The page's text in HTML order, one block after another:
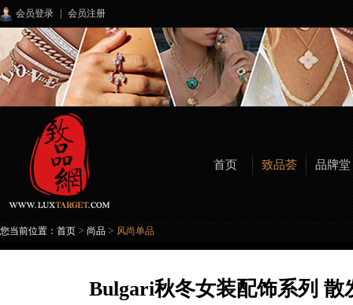
会员登录 会员注册
首页 致品荟 品牌堂
您当前位置： 首页 > 尚品 > 风尚单品
Bulgari秋冬女装配饰系列 散